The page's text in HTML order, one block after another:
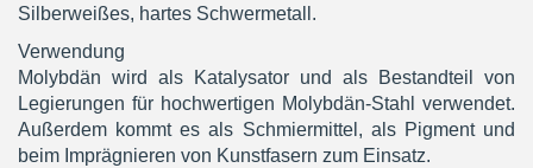
Silberweißes, hartes Schwermetall.
Verwendung
Molybdän wird als Katalysator und als Bestandteil von
Legierungen für hochwertigen Molybdän-Stahl verwendet.
Außerdem kommt es als Schmiermittel, als Pigment und
beim Imprägnieren von Kunstfasern zum Einsatz.